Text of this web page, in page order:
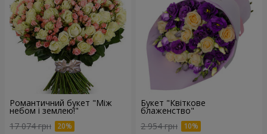
Романтичний букет "Між
небом і землею!"
17 074 грн
Букет "Квіткове
блаженство"
2 954 грн